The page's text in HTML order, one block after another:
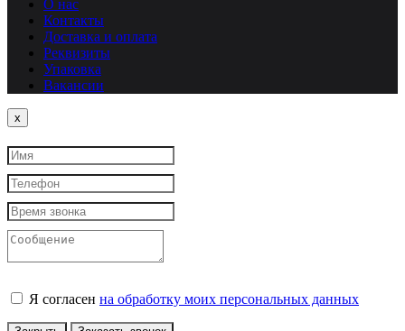
О нас
Контакты
Доставка и оплата
Реквизиты
Упаковка
Вакансии
x
Я согласен на обработку моих персональных данных